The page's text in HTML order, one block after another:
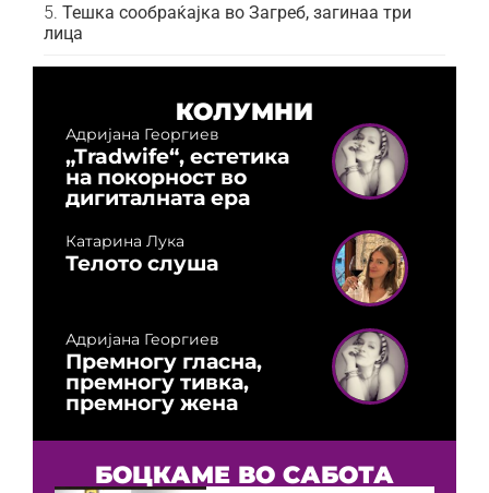
Тешка сообраќајка во Загреб, загинаа три
лица
КОЛУМНИ
Адријана Георгиев
„Tradwife“, естетика
на покорност во
дигиталната ера
Катарина Лука
Телото слуша
Адријана Георгиев
Премногу гласна,
премногу тивка,
премногу жена
БОЦКАМЕ ВО САБОТА